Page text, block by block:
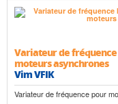
Variateur de fréquence
moteurs asynchrones
Vim VFIK
Variateur de fréquence pour